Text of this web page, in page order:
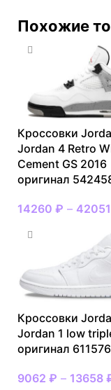
Похожие
Кроссовки
Jordan 4 Retro
Cement GS 2016
оригинал
14260 ₽ – 42051
Кроссовки
Jordan 1 low
оригинал
9062 ₽ – 13658